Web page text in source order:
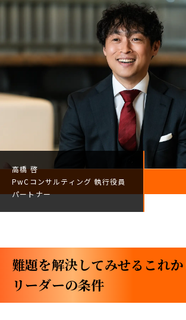
高橋 啓
PwCコンサルティング執行役員
パートナー
難題を解決してみせる――これ
リーダーの条件